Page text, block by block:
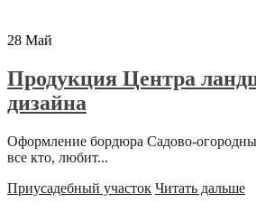
28 Май
Продукция Центра
дизайна
Оформление бордюра Садово-
все кто, любит...
Приусадебный участок Читать дальше